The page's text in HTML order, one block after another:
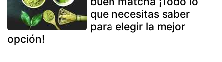
que necesitas saber
para elegir la mejor
opción!